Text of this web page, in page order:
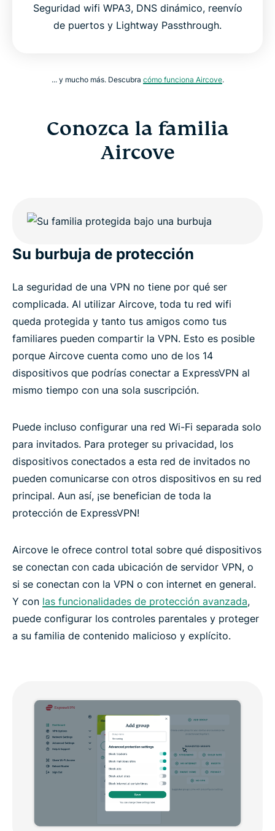
Seguridad wifi WPA3, DNS dinámico, reenvío
de puertos y Lightway Passthrough.
... y mucho más. Descubra cómo funciona Aircove.
Conozca la familia
Aircove
Su burbuja de protección
La seguridad de una VPN no tiene por qué ser
complicada. Al utilizar Aircove, toda tu red wifi
queda protegida y tanto tus amigos como tus
familiares pueden compartir la VPN. Esto es posible
porque Aircove cuenta como uno de los 14
dispositivos que podrías conectar a ExpressVPN al
mismo tiempo con una sola suscripción.
Puede incluso configurar una red Wi-Fi separada solo
para invitados. Para proteger su privacidad, los
dispositivos conectados a esta red de invitados no
pueden comunicarse con otros dispositivos en su red
principal. Aun así, ¡se benefician de toda la
protección de ExpressVPN!
Aircove le ofrece control total sobre qué dispositivos
se conectan con cada ubicación de servidor VPN, o
si se conectan con la VPN o con internet en general.
Y con las funcionalidades de protección avanzada,
puede configurar los controles parentales y proteger
a su familia de contenido malicioso y explícito.